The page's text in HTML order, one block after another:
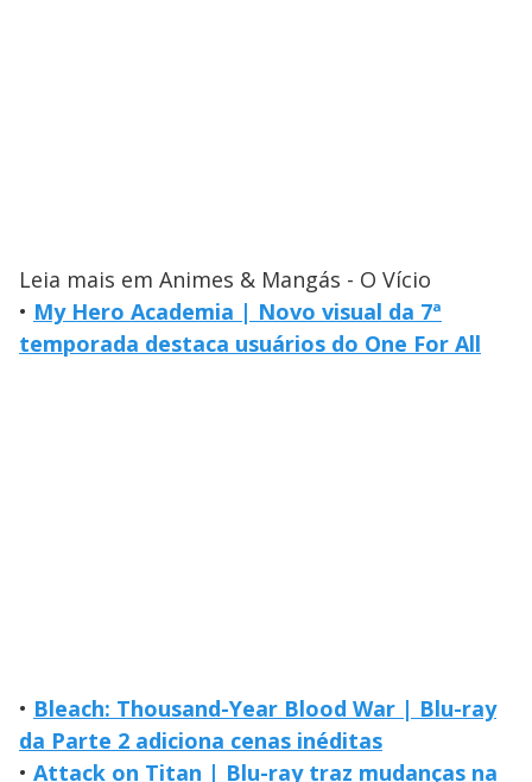
Leia mais em Animes & Mangás - O Vício
• My Hero Academia | Novo visual da 7ª
temporada destaca usuários do One For All
• Bleach: Thousand-Year Blood War | Blu-ray
da Parte 2 adiciona cenas inéditas
• Attack on Titan | Blu-ray traz mudanças na